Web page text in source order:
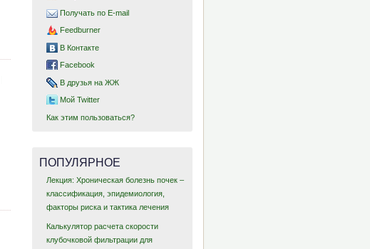
Получать по E-mail
Feedburner
В Контакте
Facebook
В друзья на ЖЖ
Мой Twitter
Как этим пользоваться?
ПОПУЛЯРНОЕ
Лекция: Хроническая болезнь почек –
классификация, эпидемиология,
факторы риска и тактика лечения
Калькулятор расчета скорости
клубочковой фильтрации для